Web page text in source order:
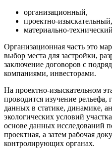
организационный,
проектно-изыскательный,
материально-
Организационная часть это
выбор места для застройки,
заключение договоров с
компаниями, инвесторами.
На проектно-изыскательном
проводится изучение рельефа,
данных в статике, динамике,
экологических условий
основе данных исследований
проектная, а затем рабочая
контролирующих органах.